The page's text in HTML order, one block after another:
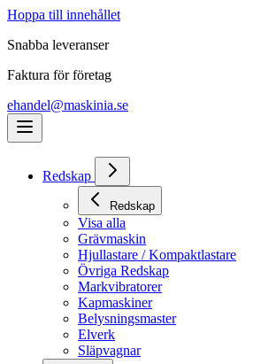
Hoppa till innehållet
Snabba leveranser
Faktura för företag
ehandel@maskinia.se
Redskap
Redskap
Visa alla
Grävmaskin
Hjullastare / Kompaktlastare
Övriga Redskap
Markvibratorer
Kapmaskiner
Belysningsmaster
Elverk
Släpvagnar